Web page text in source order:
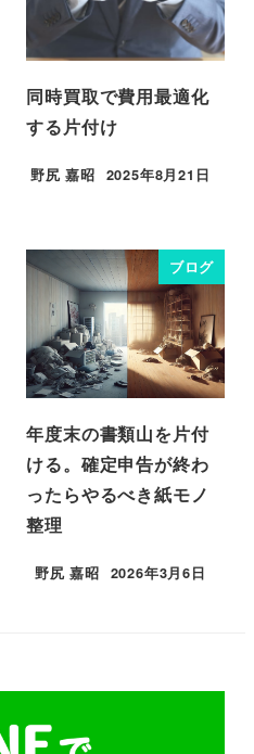
同時買取で費用最適化
する片付け
野尻 嘉昭
投稿日
2025年8月21日
ブログ
年度末の書類山を片付
ける。確定申告が終わ
ったらやるべき紙モノ
整理
野尻 嘉昭
投稿日
2026年3月6日